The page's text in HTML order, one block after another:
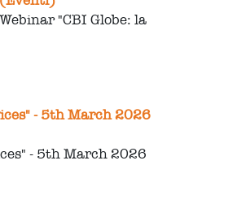
"CBI Globe: la
- 5th March 2026
- 5th March 2026